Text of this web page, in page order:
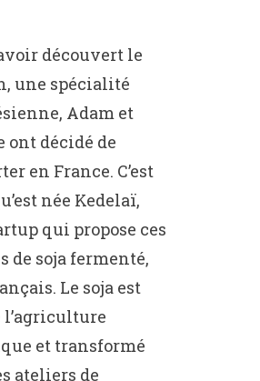
découvert le
une spécialité
Adam et
ont décidé de
en France. C’est
née Kedelaï,
qui propose ces
de soja fermenté,
Le soja est
l’agriculture
et transformé
ateliers de